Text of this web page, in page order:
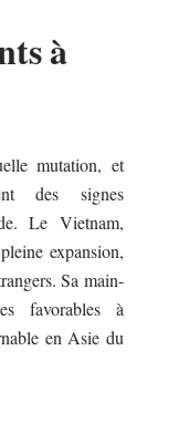
à
mutation, et
des signes
Le Vietnam,
expansion,
Sa main-
favorables à
en Asie du